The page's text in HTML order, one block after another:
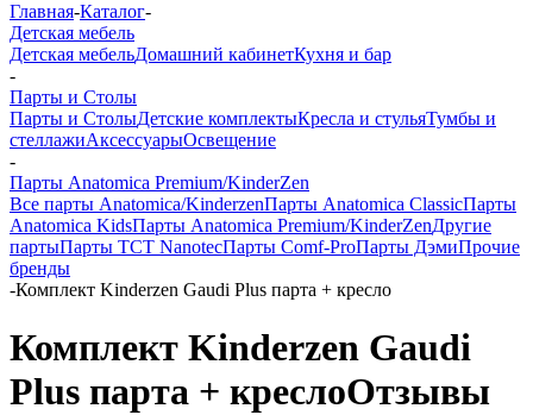
Главная-Каталог-
Детская мебель
Детская мебельДомашний кабинетКухня и бар
-
Парты и Столы
Парты и СтолыДетские комплектыКресла и стульяТумбы и
стеллажиАксессуарыОсвещение
-
Парты Anatomica Premium/KinderZen
Все парты Anatomica/KinderzenПарты Anatomica ClassicПарты
Anatomica KidsПарты Anatomica Premium/KinderZenДругие
партыПарты TCT NanotecПарты Comf-ProПарты ДэмиПрочие
бренды
-Комплект Kinderzen Gaudi Plus парта + кресло
Комплект Kinderzen Gaudi
Plus парта + креслоОтзывы